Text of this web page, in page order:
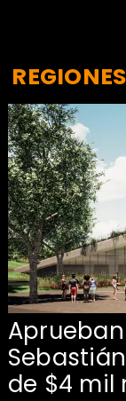
de $4 mil
REGIONES